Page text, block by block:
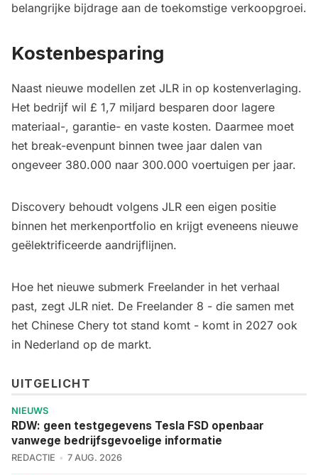
belangrijke bijdrage aan de toekomstige verkoopgroei.
Kostenbesparing
Naast nieuwe modellen zet JLR in op kostenverlaging.
Het bedrijf wil £ 1,7 miljard besparen door lagere
materiaal-, garantie- en vaste kosten. Daarmee moet
het break-evenpunt binnen twee jaar dalen van
ongeveer 380.000 naar 300.000 voertuigen per jaar.
Discovery behoudt volgens JLR een eigen positie
binnen het merkenportfolio en krijgt eveneens nieuwe
geëlektrificeerde aandrijflijnen.
Hoe het nieuwe submerk Freelander in het verhaal
past, zegt JLR niet. De Freelander 8 - die samen met
het Chinese Chery tot stand komt - komt in 2027 ook
in Nederland op de markt.
UITGELICHT
NIEUWS
RDW: geen testgegevens Tesla FSD openbaar
vanwege bedrijfsgevoelige informatie
REDACTIE 7 AUG. 2026